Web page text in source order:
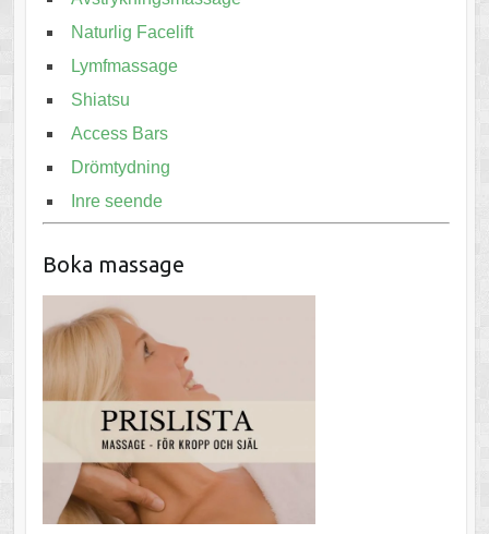
Naturlig Facelift
Lymfmassage
Shiatsu
Access Bars
Drömtydning
Inre seende
Boka massage